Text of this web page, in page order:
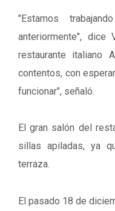
"Estamos
anteriormente",
restaurante italiano
contentos, con
funcionar", señaló.
El gran salón del
sillas apiladas, ya
terraza.
El pasado 18 de